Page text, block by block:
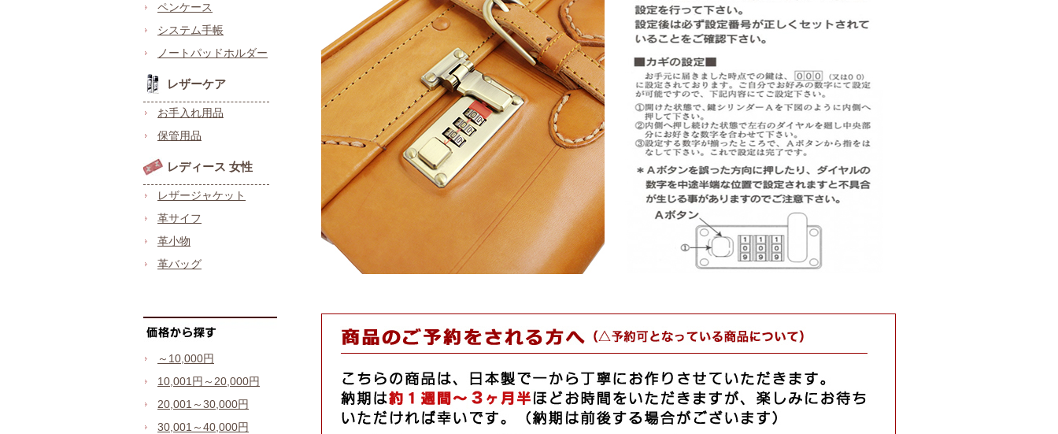
ペンケース
システム手帳
ノートパッドホルダー
レザーケア
お手入れ用品
保管用品
レディース 女性
レザージャケット
革サイフ
革小物
革バッグ
～10,000円
10,001円～20,000円
20,001～30,000円
30,001～40,000円